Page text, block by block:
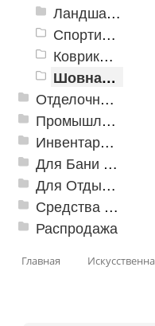
Ландшафтные покрытия
Спортивные покрытия
Коврики из искуственной травы
Шовная лента
Отделочные профили
Промышленный текстиль
Инвентарь для клининга
Для Бани и Сауны
Для Отдыха и Пикника
Средства от насекомых и садовых вредителей
Распродажа
Главная